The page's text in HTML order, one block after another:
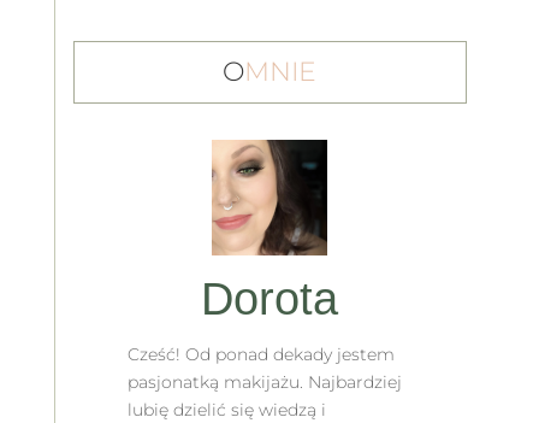
OMNIE
Dorota
Cześć! Od ponad dekady jestem
pasjonatką makijażu. Najbardziej
lubię dzielić się wiedzą i